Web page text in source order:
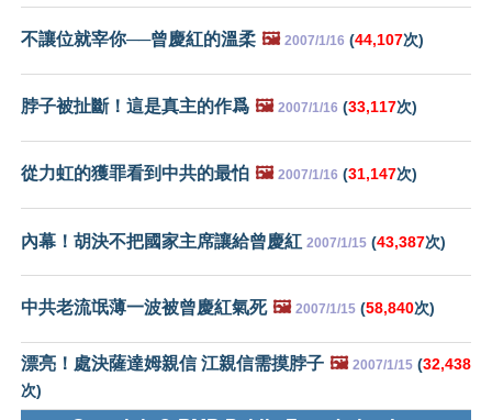
不讓位就宰你──曾慶紅的溫柔 🖼️ 2007/1/16 (44,107次)
脖子被扯斷！這是真主的作爲 🖼️ 2007/1/16 (33,117次)
從力虹的獲罪看到中共的最怕 🖼️ 2007/1/16 (31,147次)
內幕！胡決不把國家主席讓給曾慶紅 2007/1/15 (43,387次)
中共老流氓薄一波被曾慶紅氣死 🖼️ 2007/1/15 (58,840次)
漂亮！處決薩達姆親信 江親信需摸脖子 🖼️ 2007/1/15 (32,438
次)